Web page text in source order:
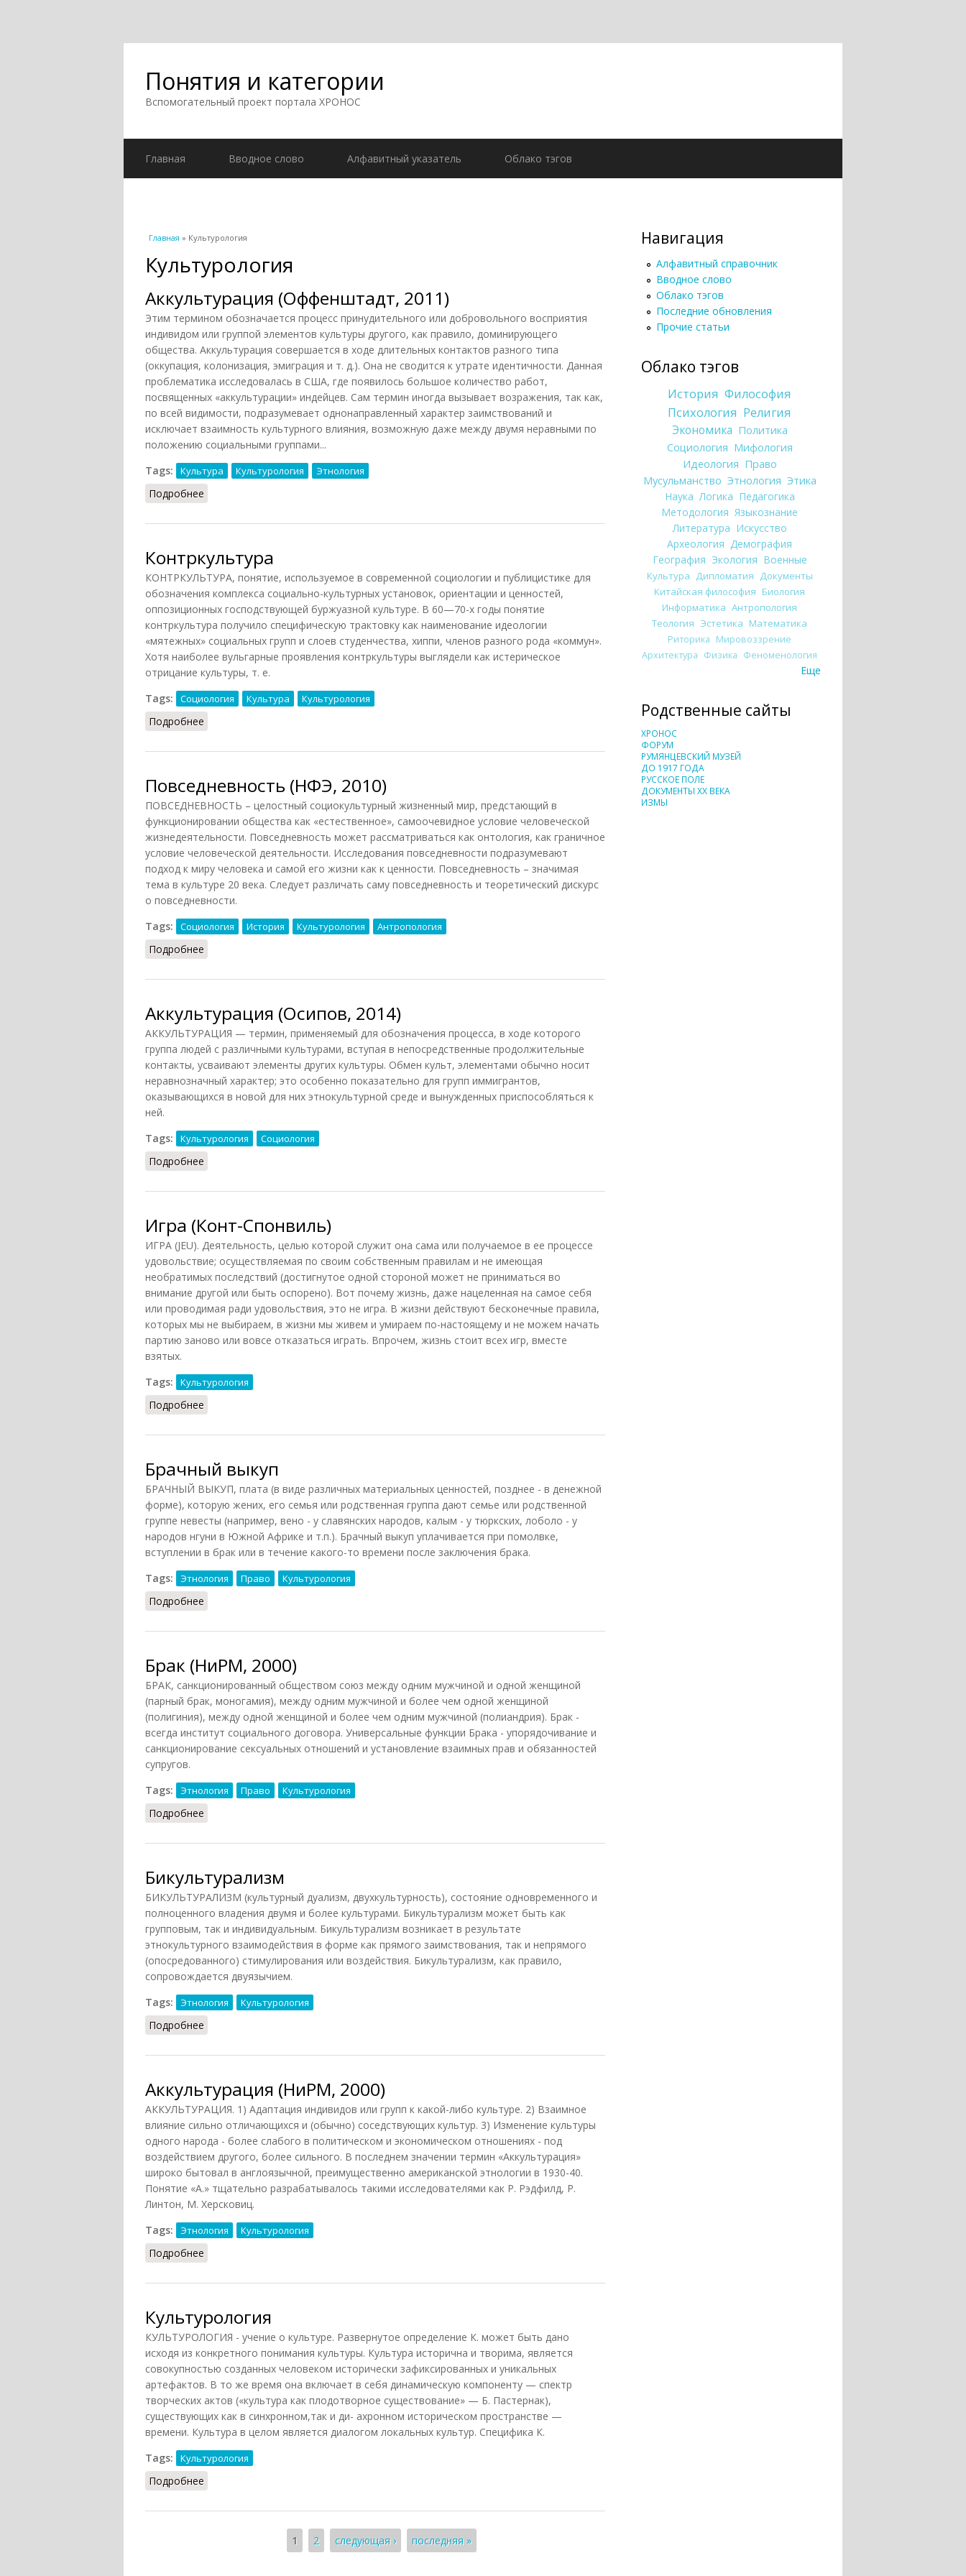
Понятия и категории
Вспомогательный проект портала ХРОНОС
Главная Вводное слово Алфавитный указатель Облако тэгов
Вы здесь
Главная » Культурология
Культурология
Аккультурация (Оффенштадт, 2011)
Этим термином обозначается процесс принудительного или добровольного восприятия
индивидом или группой элементов культуры другого, как правило, доминирующего
общества. Аккультурация совершается в ходе длительных контактов разного типа
(оккупация, колонизация, эмиграция и т. д.). Она не сводится к утрате идентичности. Данная
проблематика исследовалась в США, где появилось большое количество работ,
посвященных «аккультурации» индейцев. Сам термин иногда вызывает возражения, так как,
по всей видимости, подразумевает однонаправленный характер заимствований и
исключает взаимность культурного влияния, возможную даже между двумя неравными по
положению социальными группами...
Tags:
Культура Культурология Этнология
Подробнее
Контркультура
КОНТРКУЛЬТУРА, понятие, используемое в современной социологии и публицистике для
обозначения комплекса социально-культурных установок, ориентации и ценностей,
оппозиционных господствующей буржуазной культуре. В 60—70-х годы понятие
контркультура получило специфическую трактовку как наименование идеологии
«мятежных» социальных групп и слоев студенчества, хиппи, членов разного рода «коммун».
Хотя наиболее вульгарные проявления контркультуры выглядели как истерическое
отрицание культуры, т. е.
Tags:
Социология Культура Культурология
Подробнее
Повседневность (НФЭ, 2010)
ПОВСЕДНЕВНОСТЬ – целостный социокультурный жизненный мир, предстающий в
функционировании общества как «естественное», самоочевидное условие человеческой
жизнедеятельности. Повседневность может рассматриваться как онтология, как граничное
условие человеческой деятельности. Исследования повседневности подразумевают
подход к миру человека и самой его жизни как к ценности. Повседневность – значимая
тема в культуре 20 века. Следует различать саму повседневность и теоретический дискурс
о повседневности.
Tags:
Социология История Культурология Антропология
Подробнее
Аккультурация (Осипов, 2014)
АККУЛЬТУРАЦИЯ — термин, применяемый для обозначения процесса, в ходе которого
группа людей с различными культурами, вступая в непосредственные продолжительные
контакты, усваивают элементы других культуры. Обмен культ, элементами обычно носит
неравнозначный характер; это особенно показательно для групп иммигрантов,
оказывающихся в новой для них этнокультурной среде и вынужденных приспособляться к
ней.
Tags:
Культурология Социология
Подробнее
Игра (Конт-Спонвиль)
ИГРА (JEU). Деятельность, целью которой служит она сама или получаемое в ее процессе
удовольствие; осуществляемая по своим собственным правилам и не имеющая
необратимых последствий (достигнутое одной стороной может не приниматься во
внимание другой или быть оспорено). Вот почему жизнь, даже нацеленная на самое себя
или проводимая ради удовольствия, это не игра. В жизни действуют бесконечные правила,
которых мы не выбираем, в жизни мы живем и умираем по-настоящему и не можем начать
партию заново или вовсе отказаться играть. Впрочем, жизнь стоит всех игр, вместе
взятых.
Tags:
Культурология
Подробнее
Брачный выкуп
БРАЧНЫЙ ВЫКУП, плата (в виде различных материальных ценностей, позднее - в денежной
форме), которую жених, его семья или родственная группа дают семье или родственной
группе невесты (например, вено - у славянских народов, калым - у тюркских, лоболо - у
народов нгуни в Южной Африке и т.п.). Брачный выкуп уплачивается при помолвке,
вступлении в брак или в течение какого-то времени после заключения брака.
Tags:
Этнология Право Культурология
Подробнее
Брак (НиРМ, 2000)
БРАК, санкционированный обществом союз между одним мужчиной и одной женщиной
(парный брак, моногамия), между одним мужчиной и более чем одной женщиной
(полигиния), между одной женщиной и более чем одним мужчиной (полиандрия). Брак -
всегда институт социального договора. Универсальные функции Брака - упорядочивание и
санкционирование сексуальных отношений и установление взаимных прав и обязанностей
супругов.
Tags:
Этнология Право Культурология
Подробнее
Бикультурализм
БИКУЛЬТУРАЛИЗМ (культурный дуализм, двухкультурность), состояние одновременного и
полноценного владения двумя и более культурами. Бикультурализм может быть как
групповым, так и индивидуальным. Бикультурализм возникает в результате
этнокультурного взаимодействия в форме как прямого заимствования, так и непрямого
(опосредованного) стимулирования или воздействия. Бикультурализм, как правило,
сопровождается двуязычием.
Tags:
Этнология Культурология
Подробнее
Аккультурация (НиРМ, 2000)
АККУЛЬТУРАЦИЯ. 1) Адаптация индивидов или групп к какой-либо культуре. 2) Взаимное
влияние сильно отличающихся и (обычно) соседствующих культур. 3) Изменение культуры
одного народа - более слабого в политическом и экономическом отношениях - под
воздействием другого, более сильного. В последнем значении термин «Аккультурация»
широко бытовал в англоязычной, преимущественно американской этнологии в 1930-40.
Понятие «А.» тщательно разрабатывалось такими исследователями как Р. Рэдфилд, Р.
Линтон, М. Херсковиц.
Tags:
Этнология Культурология
Подробнее
Культурология
КУЛЬТУРОЛОГИЯ - учение о культуре. Развернутое определение К. может быть дано
исходя из конкретного понимания культуры. Культура исторична и творима, является
совокупностью созданных человеком исторически зафиксированных и уникальных
артефактов. В то же время она включает в себя динамическую компоненту — спектр
творческих актов («культура как плодотворное существование» — Б. Пастернак),
существующих как в синхронном,так и ди- ахронном историческом пространстве —
времени. Культура в целом является диалогом локальных культур. Специфика К.
Tags:
Культурология
Подробнее
1 2 следующая › последняя »
Навигация
Алфавитный справочник
Вводное слово
Облако тэгов
Последние обновления
Прочие статьи
Облако тэгов
История Философия
Психология Религия
Экономика Политика
Социология Мифология
Идеология Право
Мусульманство Этнология Этика
Наука Логика Педагогика
Методология Языкознание
Литература Искусство
Археология Демография
География Экология Военные
Культура Дипломатия Документы
Китайская философия Биология
Информатика Антропология
Теология Эстетика Математика
Риторика Мировоззрение
Архитектура Физика Феноменология
Еще
Родственные сайты
ХРОНОС
ФОРУМ
РУМЯНЦЕВСКИЙ МУЗЕЙ
ДО 1917 ГОДА
РУССКОЕ ПОЛЕ
ДОКУМЕНТЫ XX ВЕКА
ИЗМЫ